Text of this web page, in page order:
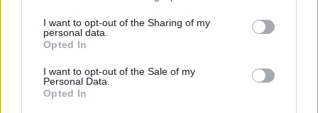
I want to opt-out of the Sharing of my
personal data.
Opted In
I want to opt-out of the Sale of my
Personal Data.
Opted In